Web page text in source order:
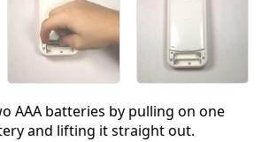
AAA batteries by pulling on one
and lifting it straight out.